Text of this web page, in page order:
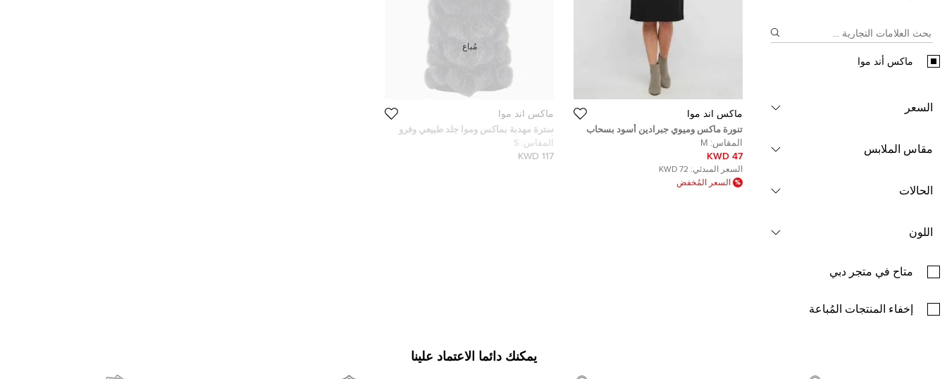
ماكس أند موا
السعر
مقاس الملابس
الحالات
اللون
متاح في متجر دبي
إخفاء المنتجات المُباعة
ماكس أند موا
تنورة ماكس وميوي جبرادين أسود بسحاب
قصيرة مقاس متوسط - ميديم
المقاس: M
47 KWD
السعر المبدئي: 72 KWD
السعر المُخفض
ماكس أند موا
سترة مهدبة بماكس وموا جلد طبيعي وفرو
أزرق كحلي مقاس صغير - سمول
المقاس: S
117 KWD
مُباع
يمكنك دائما الاعتماد علينا